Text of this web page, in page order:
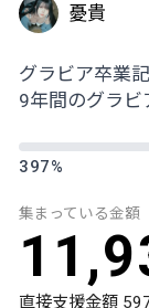
憂貴
グラビア卒業
9年間のグラビ
397%
集まっている金額
直接支援金額